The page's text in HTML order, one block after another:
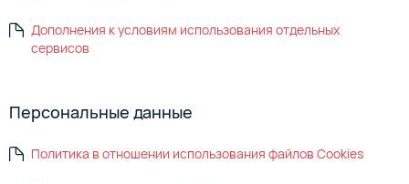
Дополнения к условиям использования отдельных
сервисов
Персональные данные
Политика в отношении использования файлов Cookies